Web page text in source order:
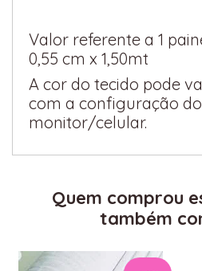
Valor referente a 1
0,55 cm x 1,50mt
A cor do tecido pode
com a configuração
monitor/celular.
Quem comprou
também